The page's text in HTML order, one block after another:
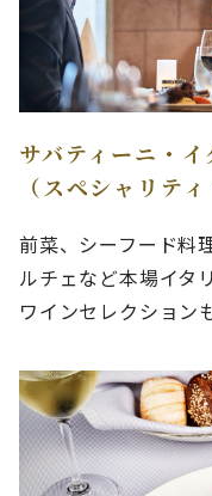
サバティーニ・
（スペシャリテ
前菜、シーフード料
ルチェなど本場イタ
ワインセレクション